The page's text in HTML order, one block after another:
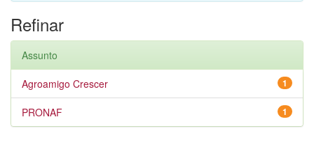
Refinar
Assunto
1
Agroamigo Crescer
1
PRONAF